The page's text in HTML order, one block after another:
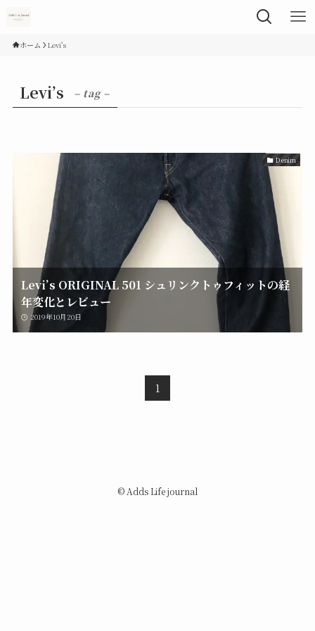
ホーム Levi's
Levi’s – tag –
Denim
Levi’s ORIGINAL 501 シュリンクトゥフィットの経
年変化とレビュー
2019年10月20日
1
© Adds Life journal